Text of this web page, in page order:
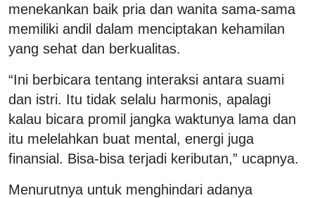
menekankan baik pria dan wanita sama-sama
memiliki andil dalam menciptakan kehamilan
yang sehat dan berkualitas.
“Ini berbicara tentang interaksi antara suami
dan istri. Itu tidak selalu harmonis, apalagi
kalau bicara promil jangka waktunya lama dan
itu melelahkan buat mental, energi juga
finansial. Bisa-bisa terjadi keributan,” ucapnya.
Menurutnya untuk menghindari adanya